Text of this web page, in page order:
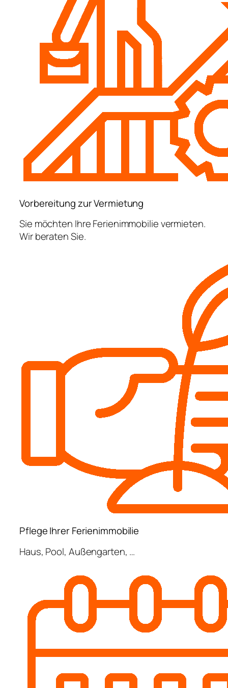
Vorbereitung zur Vermietung
Sie möchten Ihre Ferienimmobilie vermieten.
Wir beraten Sie.
Pflege Ihrer Ferienimmobilie
Haus, Pool, Außengarten, …